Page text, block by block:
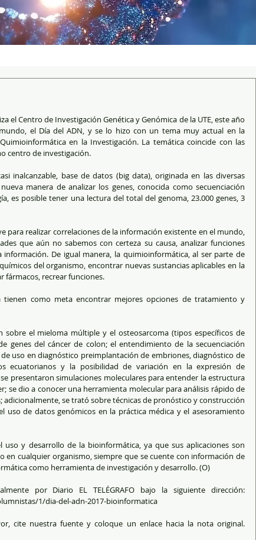
el Día del ADN, y se lo hizo con un tema muy actual en la
en la Investigación. La temática coincide con las
centro de investigación.
inalcanzable, base de datos (big data), originada en las diversas
manera de analizar los genes, conocida como secuenciación
es posible tener una lectura del total del genoma, 23.000 genes, 3
para realizar correlaciones de la información existente en el mundo,
que aún no sabemos con certeza su causa, analizar funciones
información. De igual manera, la quimioinformática, al ser parte de
del organismo, encontrar nuevas sustancias aplicables en la
fármacos, recrear funciones.
como meta encontrar mejores opciones de tratamiento y
sobre el mieloma múltiple y el osteosarcoma (tipos específicos de
genes del cáncer de colon; el entendimiento de la secuenciación
uso en diagnóstico preimplantación de embriones, diagnóstico de
ecuatorianos y la posibilidad de variación en la expresión de
presentaron simulaciones moleculares para entender la estructura
se dio a conocer una herramienta molecular para análisis rápido de
adicionalmente, se trató sobre técnicas de pronóstico y construcción
uso de datos genómicos en la práctica médica y el asesoramiento
uso y desarrollo de la bioinformática, ya que sus aplicaciones son
en cualquier organismo, siempre que se cuente con información de
como herramienta de investigación y desarrollo. (O)
por Diario EL TELÉGRAFO bajo la siguiente dirección:
1/dia-del-adn-2017-bioinformatica
cite nuestra fuente y coloque un enlace hacia la nota original.